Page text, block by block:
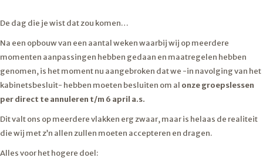
De dag die je wist dat zou komen…
Na een opbouw van een aantal weken waarbij wij op meerdere
momenten aanpassingen hebben gedaan en maatregelen hebben
genomen, is het moment nu aangebroken dat we -in navolging van het
kabinetsbesluit- hebben moeten besluiten om al onze groepslessen
per direct te annuleren t/m 6 april a.s.
Dit valt ons op meerdere vlakken erg zwaar, maar is helaas de realiteit
die wij met z’n allen zullen moeten accepteren en dragen.
Alles voor het hogere doel: